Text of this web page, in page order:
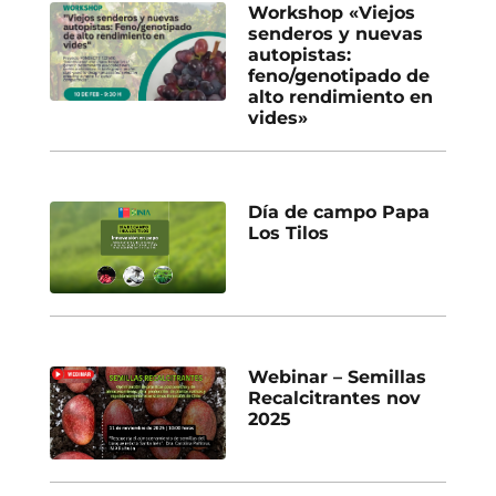
Workshop «Viejos
senderos y nuevas
autopistas:
feno/genotipado de
alto rendimiento en
vides»
Día de campo Papa
Los Tilos
Webinar – Semillas
Recalcitrantes nov
2025